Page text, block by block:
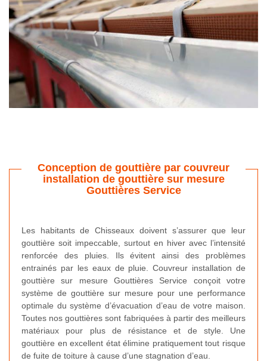
Conception de gouttière par couvreur
installation de gouttière sur mesure
Gouttières Service
Les habitants de Chisseaux doivent s’assurer que leur
gouttière soit impeccable, surtout en hiver avec l’intensité
renforcée des pluies. Ils évitent ainsi des problèmes
entrainés par les eaux de pluie. Couvreur installation de
gouttière sur mesure Gouttières Service conçoit votre
système de gouttière sur mesure pour une performance
optimale du système d’évacuation d’eau de votre maison.
Toutes nos gouttières sont fabriquées à partir des meilleurs
matériaux pour plus de résistance et de style. Une
gouttière en excellent état élimine pratiquement tout risque
de fuite de toiture à cause d’une stagnation d’eau.